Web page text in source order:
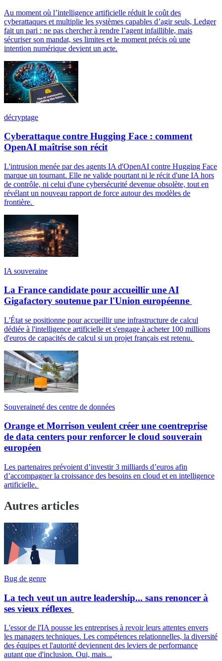
Au moment où l’intelligence artificielle réduit le coût des
cyberattaques et multiplie les systèmes capables d’agir seuls, Ledger
fait un pari : ne pas chercher à rendre l’agent infaillible, mais
sécuriser son mandat, ses limites et le moment précis où une
intention numérique devient un acte.
décryptage
Cyberattaque contre Hugging Face : comment
OpenAI maîtrise son récit
L'intrusion menée par des agents IA d'OpenAI contre Hugging Face
marque un tournant. Elle ne valide pourtant ni le récit d'une IA hors
de contrôle, ni celui d'une cybersécurité devenue obsolète, tout en
révélant un nouveau rapport de force autour des modèles de
frontière.
IA souveraine
La France candidate pour accueillir une AI
Gigafactory soutenue par l'Union européenne
L'État se positionne pour accueillir une infrastructure de calcul
dédiée à l'intelligence artificielle et s'engage à acheter 100 millions
d'euros de capacités de calcul si un projet français est retenu.
Souveraineté des centre de données
Orange et Morrison veulent créer une coentreprise
de data centers pour renforcer le cloud souverain
européen
Les partenaires prévoient d’investir 3 milliards d’euros afin
d’accompagner la croissance des besoins en cloud et en intelligence
artificielle.
Autres articles
Bug de genre
La tech veut un autre leadership... sans renoncer à
ses vieux réflexes
L'essor de l'IA pousse les entreprises à revoir leurs attentes envers
les managers techniques. Les compétences relationnelles, la diversité
des équipes et l'autorité deviennent des leviers de performance
autant que d'inclusion. Oui, mais...